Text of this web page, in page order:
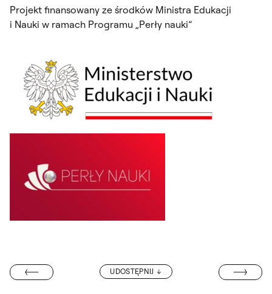
Projekt finansowany ze środków Ministra Edukacji
i Nauki w ramach Programu „Perły nauki”
UDOSTĘPNIJ
NARODOWYM
MUZYKA MA